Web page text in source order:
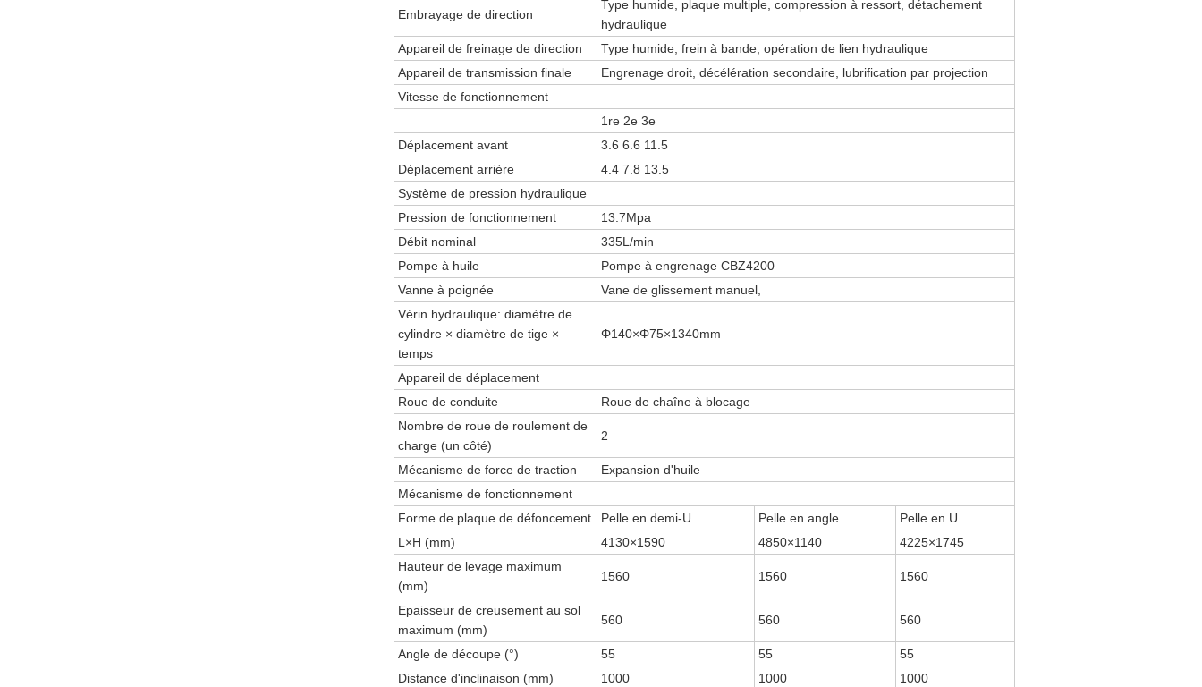
Embrayage de direction
Type humide, plaque multiple, compression à ressort, détachement
hydraulique
Appareil de freinage de direction
Type humide, frein à bande, opération de lien hydraulique
Appareil de transmission finale
Engrenage droit, décélération secondaire, lubrification par projection
Vitesse de fonctionnement
1re 2e 3e
Déplacement avant
3.6 6.6 11.5
Déplacement arrière
4.4 7.8 13.5
Système de pression hydraulique
Pression de fonctionnement
13.7Mpa
Débit nominal
335L/min
Pompe à huile
Pompe à engrenage CBZ4200
Vanne à poignée
Vane de glissement manuel,
Vérin hydraulique: diamètre de
cylindre × diamètre de tige ×
temps
Φ140×Φ75×1340mm
Appareil de déplacement
Roue de conduite
Roue de chaîne à blocage
Nombre de roue de roulement de
charge (un côté)
2
Mécanisme de force de traction
Expansion d'huile
Mécanisme de fonctionnement
Forme de plaque de défoncement
Pelle en demi-U Pelle en angle
Pelle en U
L×H (mm)
4130×1590 4850×1140
4225×1745
Hauteur de levage maximum
(mm)
1560 1560 1560
Epaisseur de creusement au sol
maximum (mm)
560 560 560
Angle de découpe (°) 55 55
55
Distance d'inclinaison (mm)
1000 1000
1000